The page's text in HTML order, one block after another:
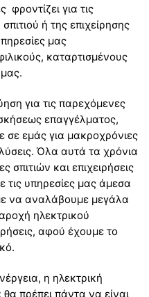
για τις
ή της επιχείρησης
μας
καταρτισμένους
για τις παρεχόμενες
επαγγέλματος,
σε εμάς για μακροχρόνιες
Όλα αυτά τα χρόνια
σπιτιών και επιχειρήσεις
τις υπηρεσίες μας άμεσα
να αναλάβουμε μεγάλα
ηλεκτρικού
αφού έχουμε το
η ηλεκτρική
πρέπει πάντα να είναι